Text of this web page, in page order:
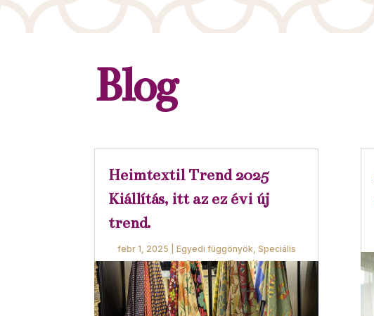
Blog
Heimtextil Trend 2025
Kiállítás, itt az ez évi új
trend.
febr 1, 2025 Egyedi függönyök Speciális
függönyök,Színvilág,Termékeink